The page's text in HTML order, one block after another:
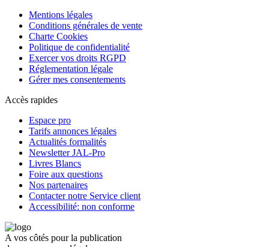
Mentions légales
Conditions générales de vente
Charte Cookies
Politique de confidentialité
Exercer vos droits RGPD
Réglementation légale
Gérer mes consentements
Accès rapides
Espace pro
Tarifs annonces légales
Actualités formalités
Newsletter JAL-Pro
Livres Blancs
Foire aux questions
Nos partenaires
Contacter notre Service client
Accessibilité: non conforme
A vos côtés pour la publication